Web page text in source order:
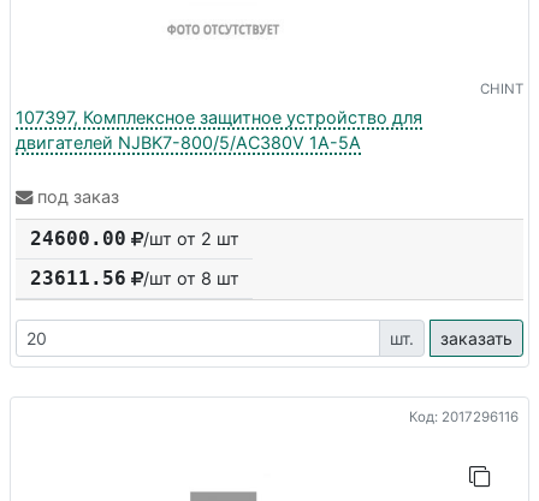
CHINT
107397, Комплексное защитное устройство для
двигателей NJBK7-800/5/AC380V 1A-5A
под заказ
24600.00 /шт от 2 шт
23611.56 /шт от 8 шт
шт. заказать
Код: 2017296116